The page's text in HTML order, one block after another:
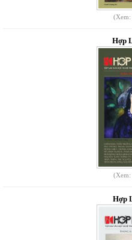
(Xem:
Hợp
(Xem:
Hợp